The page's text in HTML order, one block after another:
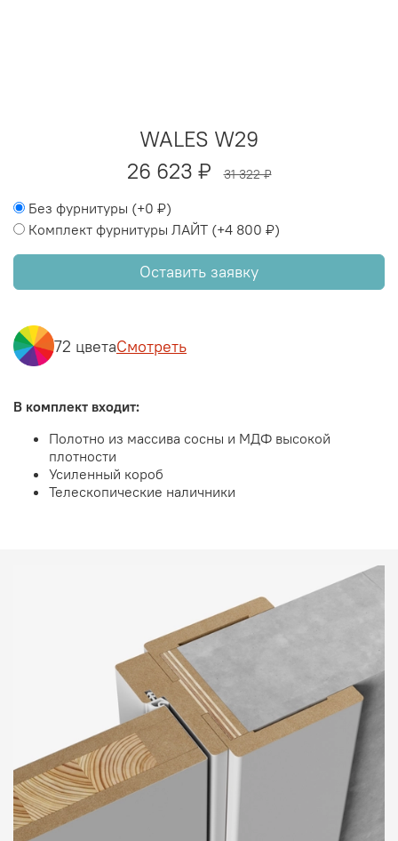
WALES W29
26 623 ₽
31 322 ₽
Без фурнитуры (+0 ₽)
Комплект фурнитуры ЛАЙТ (+4 800 ₽)
Оставить заявку
72 цветаСмотреть
В комплект входит:
Полотно из массива сосны и МДФ высокой
плотности
Усиленный короб
Телескопические наличники